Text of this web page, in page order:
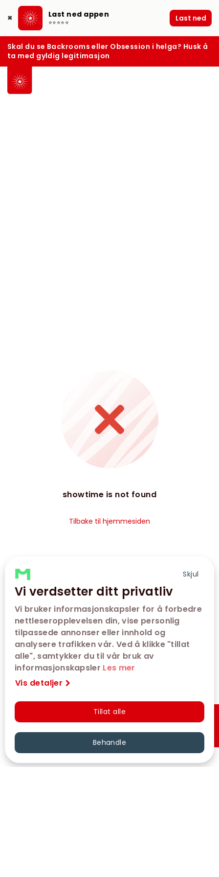
Skjul
Vi verdsetter ditt privatliv
Vi bruker informasjonskapsler for å forbedre
nettleseropplevelsen din, vise personlig
tilpassede annonser eller innhold og
analysere trafikken vår. Ved å klikke "tillat
alle", samtykker du til vår bruk av
informasjonskapsler Les mer
Vis detaljer
Tillat alle
Behandle
✖ Last ned appen
⭐⭐⭐⭐⭐ Last ned
Skal du se Backrooms eller Obsession i helga? Husk å
ta med gyldig legitimasjon
showtime is not found
Tilbake til hjemmesiden
Hurtigkjøp